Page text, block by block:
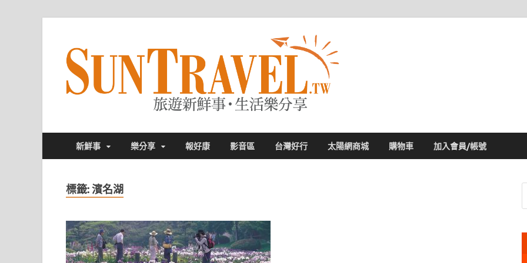
新鮮事 樂分享 報好康 影音區 台灣好行 太陽網商城 購物車 加入會員/帳號
標籤:濱名湖